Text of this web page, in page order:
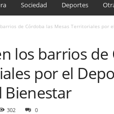
Sociedad Deportes
de Córdoba las Mesas Territoriales por
los barrios de
por el
Bienestar
302 0